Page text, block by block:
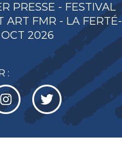
PRESSE - FESTIVAL
ART FMR - LA FERTÉ-
2026
: